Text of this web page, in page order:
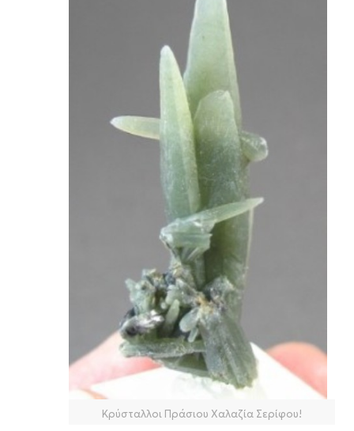
Κρύσταλλοι Πράσιου Χαλαζία Σερίφου!